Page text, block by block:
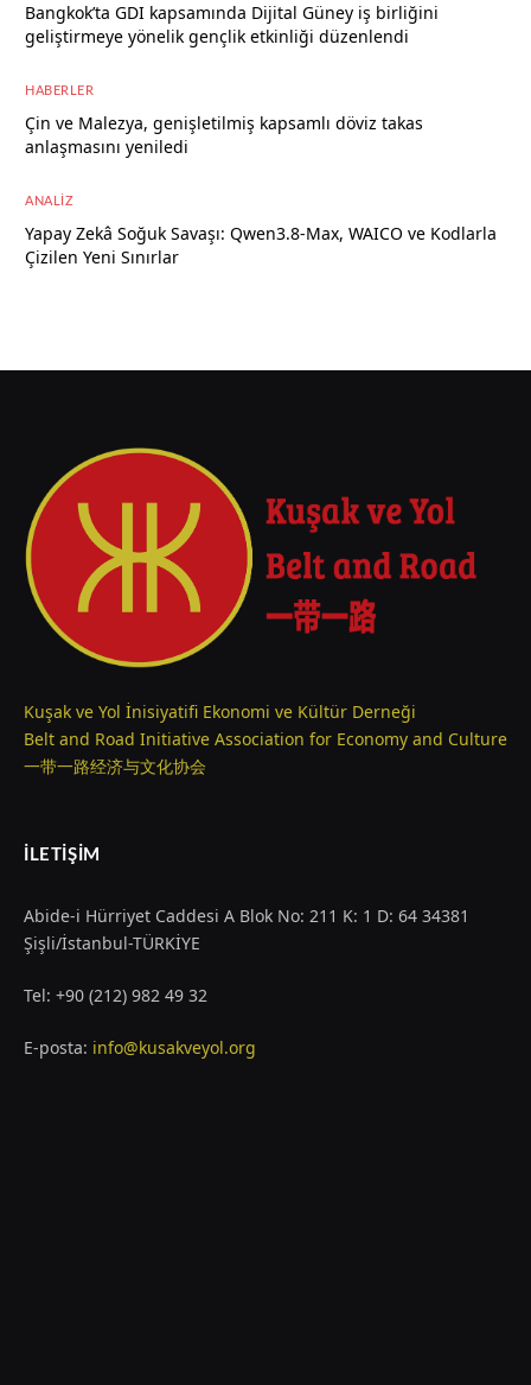
Bangkok’ta GDI kapsamında Dijital Güney iş birliğini
geliştirmeye yönelik gençlik etkinliği düzenlendi
HABERLER
Çin ve Malezya, genişletilmiş kapsamlı döviz takas
anlaşmasını yeniledi
ANALIZ
Yapay Zekâ Soğuk Savaşı: Qwen3.8-Max, WAICO ve Kodlarla
Çizilen Yeni Sınırlar
Kuşak ve Yol İnisiyatifi Ekonomi ve Kültür Derneği
Belt and Road Initiative Association for Economy and Culture
一带一路经济与文化协会
İLETIŞIM
Abide-i Hürriyet Caddesi A Blok No: 211 K: 1 D: 64 34381
Şişli/İstanbul-TÜRKİYE
Tel: +90 (212) 982 49 32
E-posta: info@kusakveyol.org